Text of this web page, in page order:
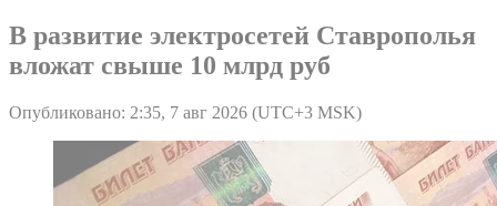
В развитие электросетей Ставрополья
вложат свыше 10 млрд руб
Опубликовано: 2:35, 7 авг 2026 (UTC+3 MSK)